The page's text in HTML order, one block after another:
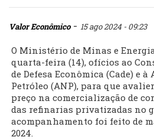
Valor Econômico- 15 ago 2024 - 09:23
O Ministério de Minas e
quarta-feira (14), ofícios ao
de Defesa Econômica (Cade) e
Petróleo (ANP), para que
preço na comercialização de
das refinarias privatizadas no
acompanhamento foi feito de
2024.